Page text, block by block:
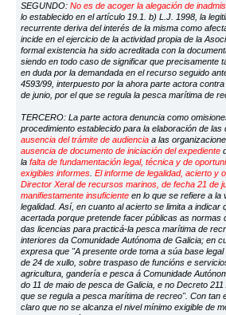
SEGUNDO:No es de acoger la alegación de
lo establecido en el artículo 19.1. b) L.J. 1998, la
recurrente deriva del interés de la misma como
incide en el ejercicio de la actividad propia de la
formal existencia ha sido acreditada con la
siendo en todo caso de significar que precisamente
en duda por la demandada en el recurso seguido
4593/99, interpuesto por la ahora parte actora
de junio, por el que se regula la pesca marítima de
TERCERO: La parte actora denuncia como
procedimiento establecido para la elaboración de
ausencia del trámite de audiencia a las
ausencia de documento de iniciación del expediente
lafalta de fundamentación legal, técnica y de
exigibles informes .El informe de legalidad, acierto y
Director Xeral de recursos marinos, de fecha 21 de
manifiestamente insuficiente en lo que se refiere a la
legalidad. Así, en cuanto al acierto se limita a indicar
acertada porque pretende facer públicas as normas
das licencias para practicá-la pesca marítima de
interiores da Comunidade Autónoma de Galicia; en
expresa que "A presente orde toma a súa base
de 24 de xullo, sobre traspaso de funcións e
agricultura, gandería e pesca á Comunidade
do 11 de maio de pesca de Galicia, e no Decreto
que se regula a pesca marítima de recreo". Con tan
claro que no se alcanza el nivel mínimo exigible de